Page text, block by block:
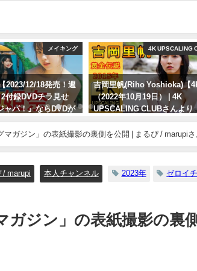
メイキング
2023/12/18発売！週
付録DVDチラ見せ
ャパ！』ならDVDが
♪ #菊地姫奈 Hina
年12月15日） | 週
【集英社 週刊プレ
4K UPSCALING
吉岡里帆(Riho Yoshioka)【
（2022年10月19日） | 4K
UPSCALING CLUBさんより
マガジン」の表紙撮影の裏側を公開 | まるぴ / marupiさ
/ marupi 本人チャンネル 2023年 ゼロイ
ガジン」の表紙撮影の裏